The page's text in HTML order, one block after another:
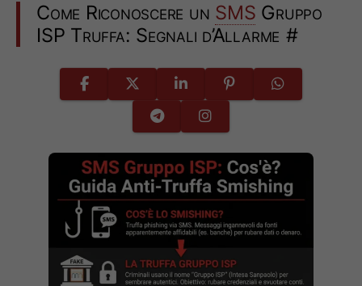
Come Riconoscere un SMS Gruppo
ISP Truffa: Segnali d’Allarme #